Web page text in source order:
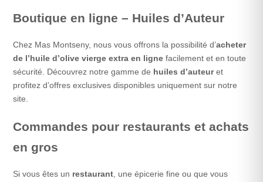
Boutique en ligne – Huiles d’Auteur
Chez Mas Montseny, nous vous offrons la possibilité d’acheter
de l’huile d’olive vierge extra en ligne facilement et en toute
sécurité. Découvrez notre gamme de huiles d’auteuret
profitez d’offres exclusives disponibles uniquement sur notre
site.
Commandes pour restaurants et achats
en gros
Si vous êtes un restaurant , une épicerie fine ou que vous